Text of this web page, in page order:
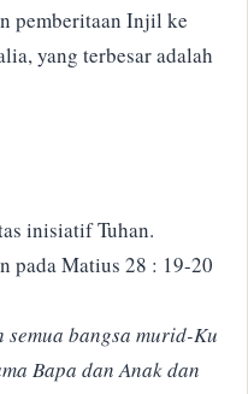
pemberitaan Injil ke
yang terbesar adalah
inisiatif Tuhan.
pada Matius 28 : 19-20
bangsa murid-Ku
Bapa dan Anak dan